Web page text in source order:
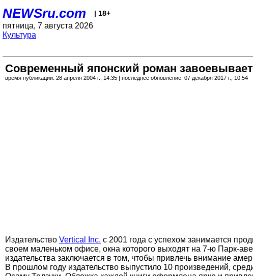
NEWSru.com | 18+
пятница, 7 августа 2026
Культура
Современный японский роман
время публикации: 28 апреля 2004 г., 14:35 | последнее обновление: 07 декабря 2017 г., 10:54
Издательство Vertical Inc. с 2001 года с успехом занимается
своем маленьком офисе, окна которого выходят на 7-ю Парк-
издательства заключается в том, чтобы привлечь внимание
В прошлом году издательство выпустило 10 произведений,